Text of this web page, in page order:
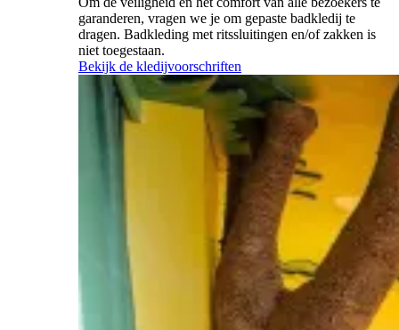
garanderen, vragen we je om gepaste badkledij te
dragen. Badkleding met ritssluitingen en/of zakken is
niet toegestaan.
Bekijk de kledijvoorschriften